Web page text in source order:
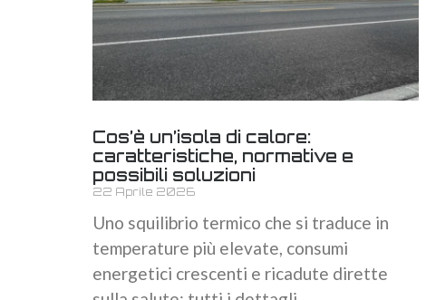
Cos’è un’isola di calore:
caratteristiche, normative e
possibili soluzioni
22 Aprile 2026
Uno squilibrio termico che si traduce in
temperature più elevate, consumi
energetici crescenti e ricadute dirette